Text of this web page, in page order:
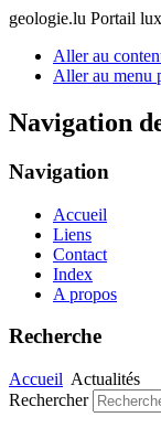
geologie.lu Portail
Aller au
Aller au menu
Navigation
Navigation
Accueil
Liens
Contact
Index
A propos
Recherche
Accueil Actualités
Rechercher